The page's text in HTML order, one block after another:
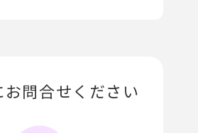
お問合せください